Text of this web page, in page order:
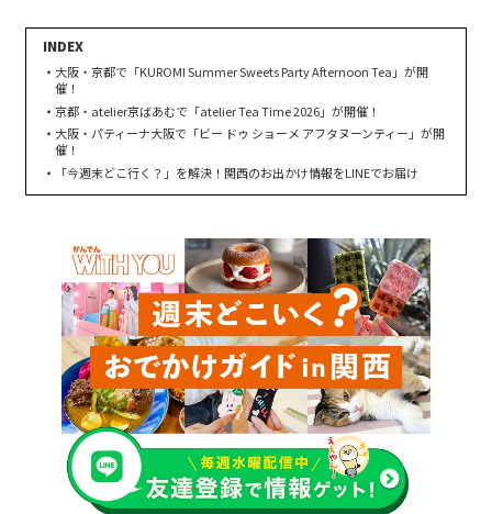
大阪・京都で「KUROMI Summer Sweets Party Afternoon Tea」が開
催！
京都・atelier京ばあむで「atelier Tea Time 2026」が開催！
大阪・パティーナ大阪で「ビー ドゥ ショーメ アフタヌーンティー」が開
催！
「今週末どこ行く？」を解決！関西のお出かけ情報をLINEでお届け